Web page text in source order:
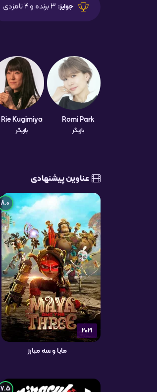
جوایز: 3 برنده و 4 نامزدی
Romi Park
بازیگر
Rie Kugimiya
بازیگر
عناوین پیشنهادی
2021
8.0
مایا و سه مبارز
7.5